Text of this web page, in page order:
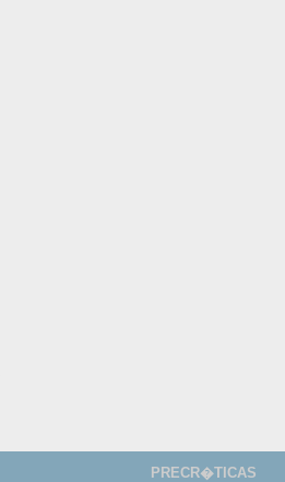
PRECR�TICAS